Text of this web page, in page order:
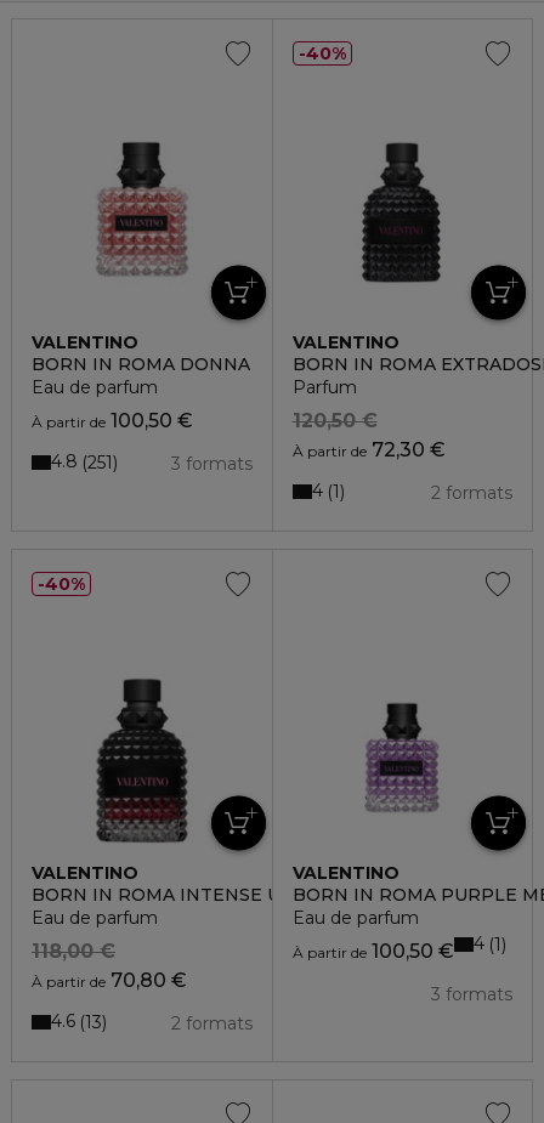
VALENTINO
BORN IN ROMA DONNA
Eau de parfum
À partir de 100,50 €
3 formats
4.8 251
VALENTINO
BORN IN ROMA
Parfum
À partir de72,30 €
120,50 €
2 formats
4 1
40%
VALENTINO
BORN IN ROMA INTENSE UOMO
Eau de parfum
À partir de 70,80 €
118,00 €
2 formats
4.6 13
40%
VALENTINO
BORN IN ROMA PURPLE
Eau de parfum
À partir de100,50 €
3 formats
4 1